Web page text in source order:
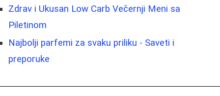
Zdrav i Ukusan Low Carb Večernji Meni sa
Piletinom
Najbolji parfemi za svaku priliku - Saveti i
preporuke